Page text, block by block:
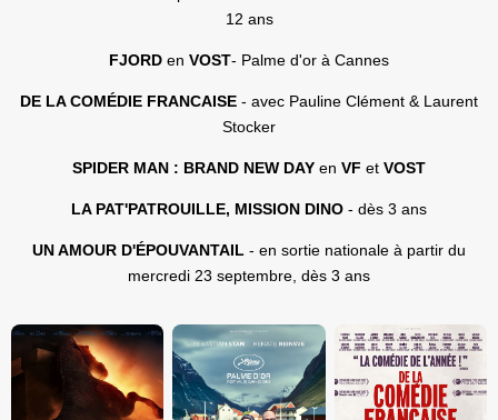
12 ans
FJORD en VOST- Palme d'or à Cannes
DE LA COMÉDIE FRANCAISE - avec Pauline Clément & Laurent
Stocker
SPIDER MAN : BRAND NEW DAY en VF et VOST
LA PAT'PATROUILLE, MISSION DINO - dès 3 ans
UN AMOUR D'ÉPOUVANTAIL - en sortie nationale à partir du
mercredi 23 septembre, dès 3 ans